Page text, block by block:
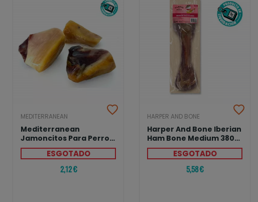
MEDITERRANEAN
Mediterranean
Jamoncitos Para Perros
Pequeños (3 Unds)
ESGOTADO
2,12 €
HARPER AND BONE
Harper And Bone Iberian
Ham Bone Medium 380
Grs
ESGOTADO
5,58 €